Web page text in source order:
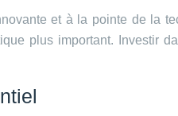
et à la pointe de la
plus important. Investir